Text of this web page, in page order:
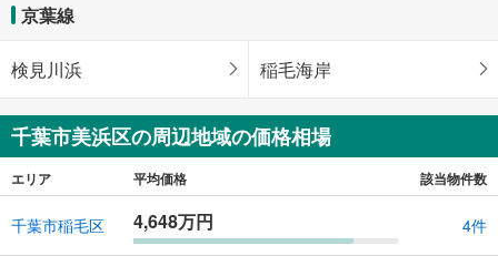
京葉線
検見川浜 稲毛海岸
千葉市美浜区の周辺地域の価格相場
エリア 平均価格 該当物件数
千葉市稲毛区 4,648万円 4件